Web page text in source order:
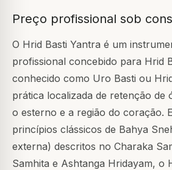
Preço profissional sob
O Hrid Basti Yantra é um
profissional concebido para Hrid
conhecido como Uro Basti ou
prática localizada de retenção de
o esterno e a região do coração.
princípios clássicos de Bahya
externa) descritos no Charaka
Samhita e Ashtanga Hridayam, o